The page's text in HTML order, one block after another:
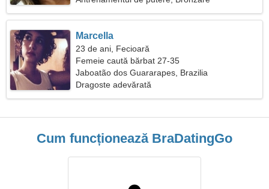
Marcella
23 de ani, Fecioară
Femeie caută bărbat 27-35
Jaboatão dos Guararapes, Brazilia
Dragoste adevărată
Cum funcționează BraDatingGo